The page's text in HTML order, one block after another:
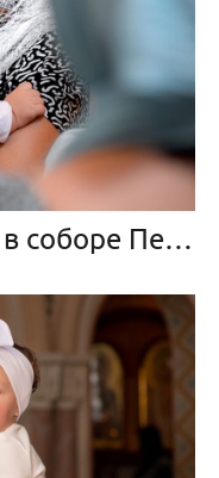
Крещение Настеньки в соборе Петра и Павла